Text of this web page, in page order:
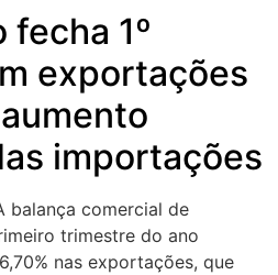
fecha 1º
exportações
importações
balança comercial de
trimestre do ano
nas exportações, que